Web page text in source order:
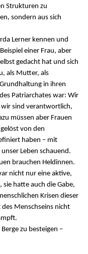
Strukturen zu
sondern aus sich
Lerner kennen und
einer Frau, aber
gedacht hat und sich
als Mutter, als
in ihren
Patriarchates war: Wir
wir sind verantwortlich,
müssen aber Frauen
von den
haben – mit
Leben schauend.
brauchen Heldinnen.
nicht nur eine aktive,
hatte auch die Gabe,
Krisen dieser
Menschseins nicht
zu besteigen –